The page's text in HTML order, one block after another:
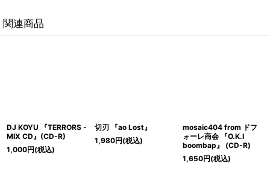
関連商品
DJ KOYU 『TERRORS -
MIX CD』(CD-R)
1,000円(税込)
切刃 『ao Lost』
1,980円(税込)
mosaic404 from ドフ
ォーレ商会 『O.K.I
boombap』 (CD-R)
1,650円(税込)